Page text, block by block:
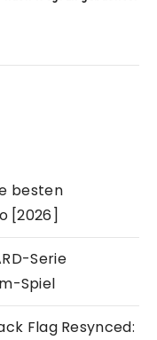
besten
[2026]
Serie
Spiel
Flag Resynced: